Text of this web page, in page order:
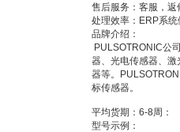
售后服务：客服，
处理效率：ERP系
品牌介绍：
PULSOTRONIC公
器、光电传感器、
器等。
标传感器。
平均货期：6-8周：
型号示例：